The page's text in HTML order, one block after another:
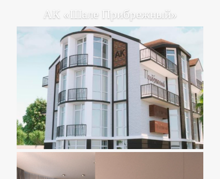
АК «Шале Прибрежный»